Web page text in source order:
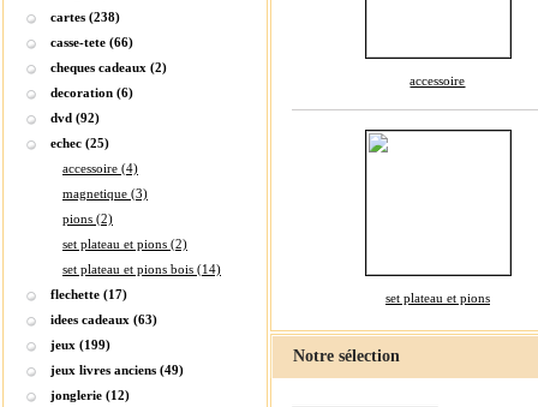
cartes (238)
casse-tete (66)
cheques cadeaux (2)
decoration (6)
dvd (92)
echec (25)
accessoire (4)
magnetique (3)
pions (2)
set plateau et pions (2)
set plateau et pions bois (14)
flechette (17)
idees cadeaux (63)
jeux (199)
jeux livres anciens (49)
jonglerie (12)
accessoire
set plateau et pions
Notre sélection